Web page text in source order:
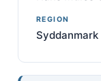
REGION
Syddanmark